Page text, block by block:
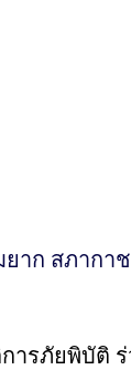
าก สภากา
ารภัยพิบัติ